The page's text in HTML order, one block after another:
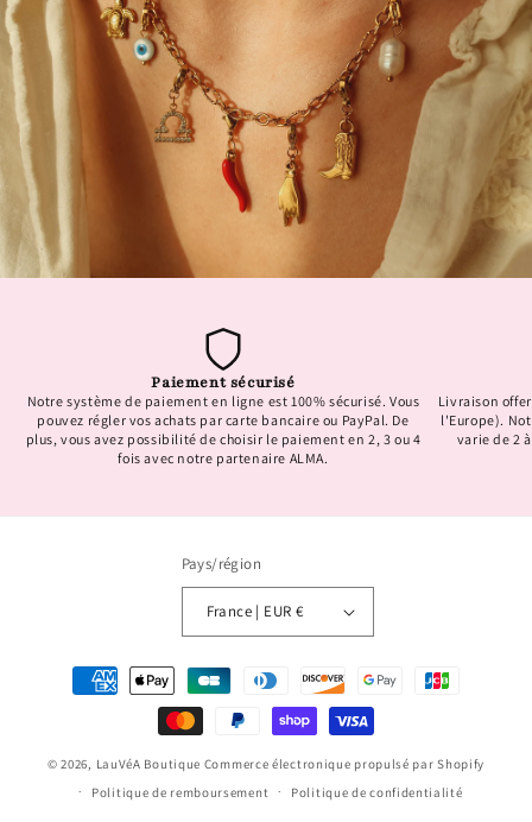
Paiement sécurisé
Notre système de paiement en ligne est 100% sécurisé. Vous
pouvez régler vos achats par carte bancaire ou PayPal. De
plus, vous avez possibilité de choisir le paiement en 2, 3 ou 4
fois avec notre partenaire ALMA.
Livraison
l'Europe).
varie de 2
Pays/région
France | EUR €
Moyens
© 2026, LauVéA Boutique Commerce électronique propulsé par Shopify
Politique de remboursement
Politique de confidentialité